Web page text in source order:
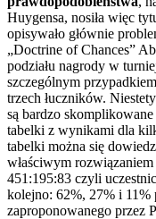
Huygensa, nosiła więc
opisywało głównie
„Doctrine of Chances”
podziału nagrody w
szczególnym
trzech łuczników.
są bardzo
tabelki z wynikami dla
tabelki można się
właściwym
451:195:83 czyli
kolejno: 62%, 27% i 11%
zaproponowanego przez